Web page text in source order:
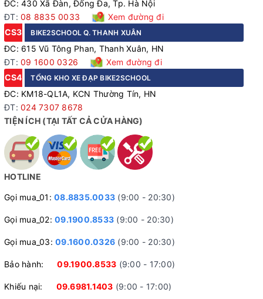
Tay đề SHIMANO EF-500 chuyển số mượt mà
ĐC: 430 Xã Đàn, Đống Đa, Tp. Hà Nội
ĐT: 08 8835 0033
Xem đường đi
CS3
BIKE2SCHOOL Q. THANH XUÂN
ĐC: 615 Vũ Tông Phan, Thanh Xuân, HN
ĐT: 09 1600 0326
Xem đường đi
CS4
TỔNG KHO XE ĐẠP BIKE2SCHOOL
ĐC: KM18-QL1A, KCN Thường Tín, HN
ĐT: 024 7307 8678
TIỆN ÍCH (TẠI TẤT CẢ CỬA HÀNG)
HOTLINE
Gọi mua_01: 08.8835.0033 (9:00 - 20:30)
Gọi mua_02: 09.1900.8533 (9:00 - 20:30)
Gọi mua_03: 09.1600.0326 (9:00 - 20:30)
Bảo hành:09.1900.8533 (9:00 - 17:00)
Khiếu nại: 09.6981.1403 (9:00 - 17:00)